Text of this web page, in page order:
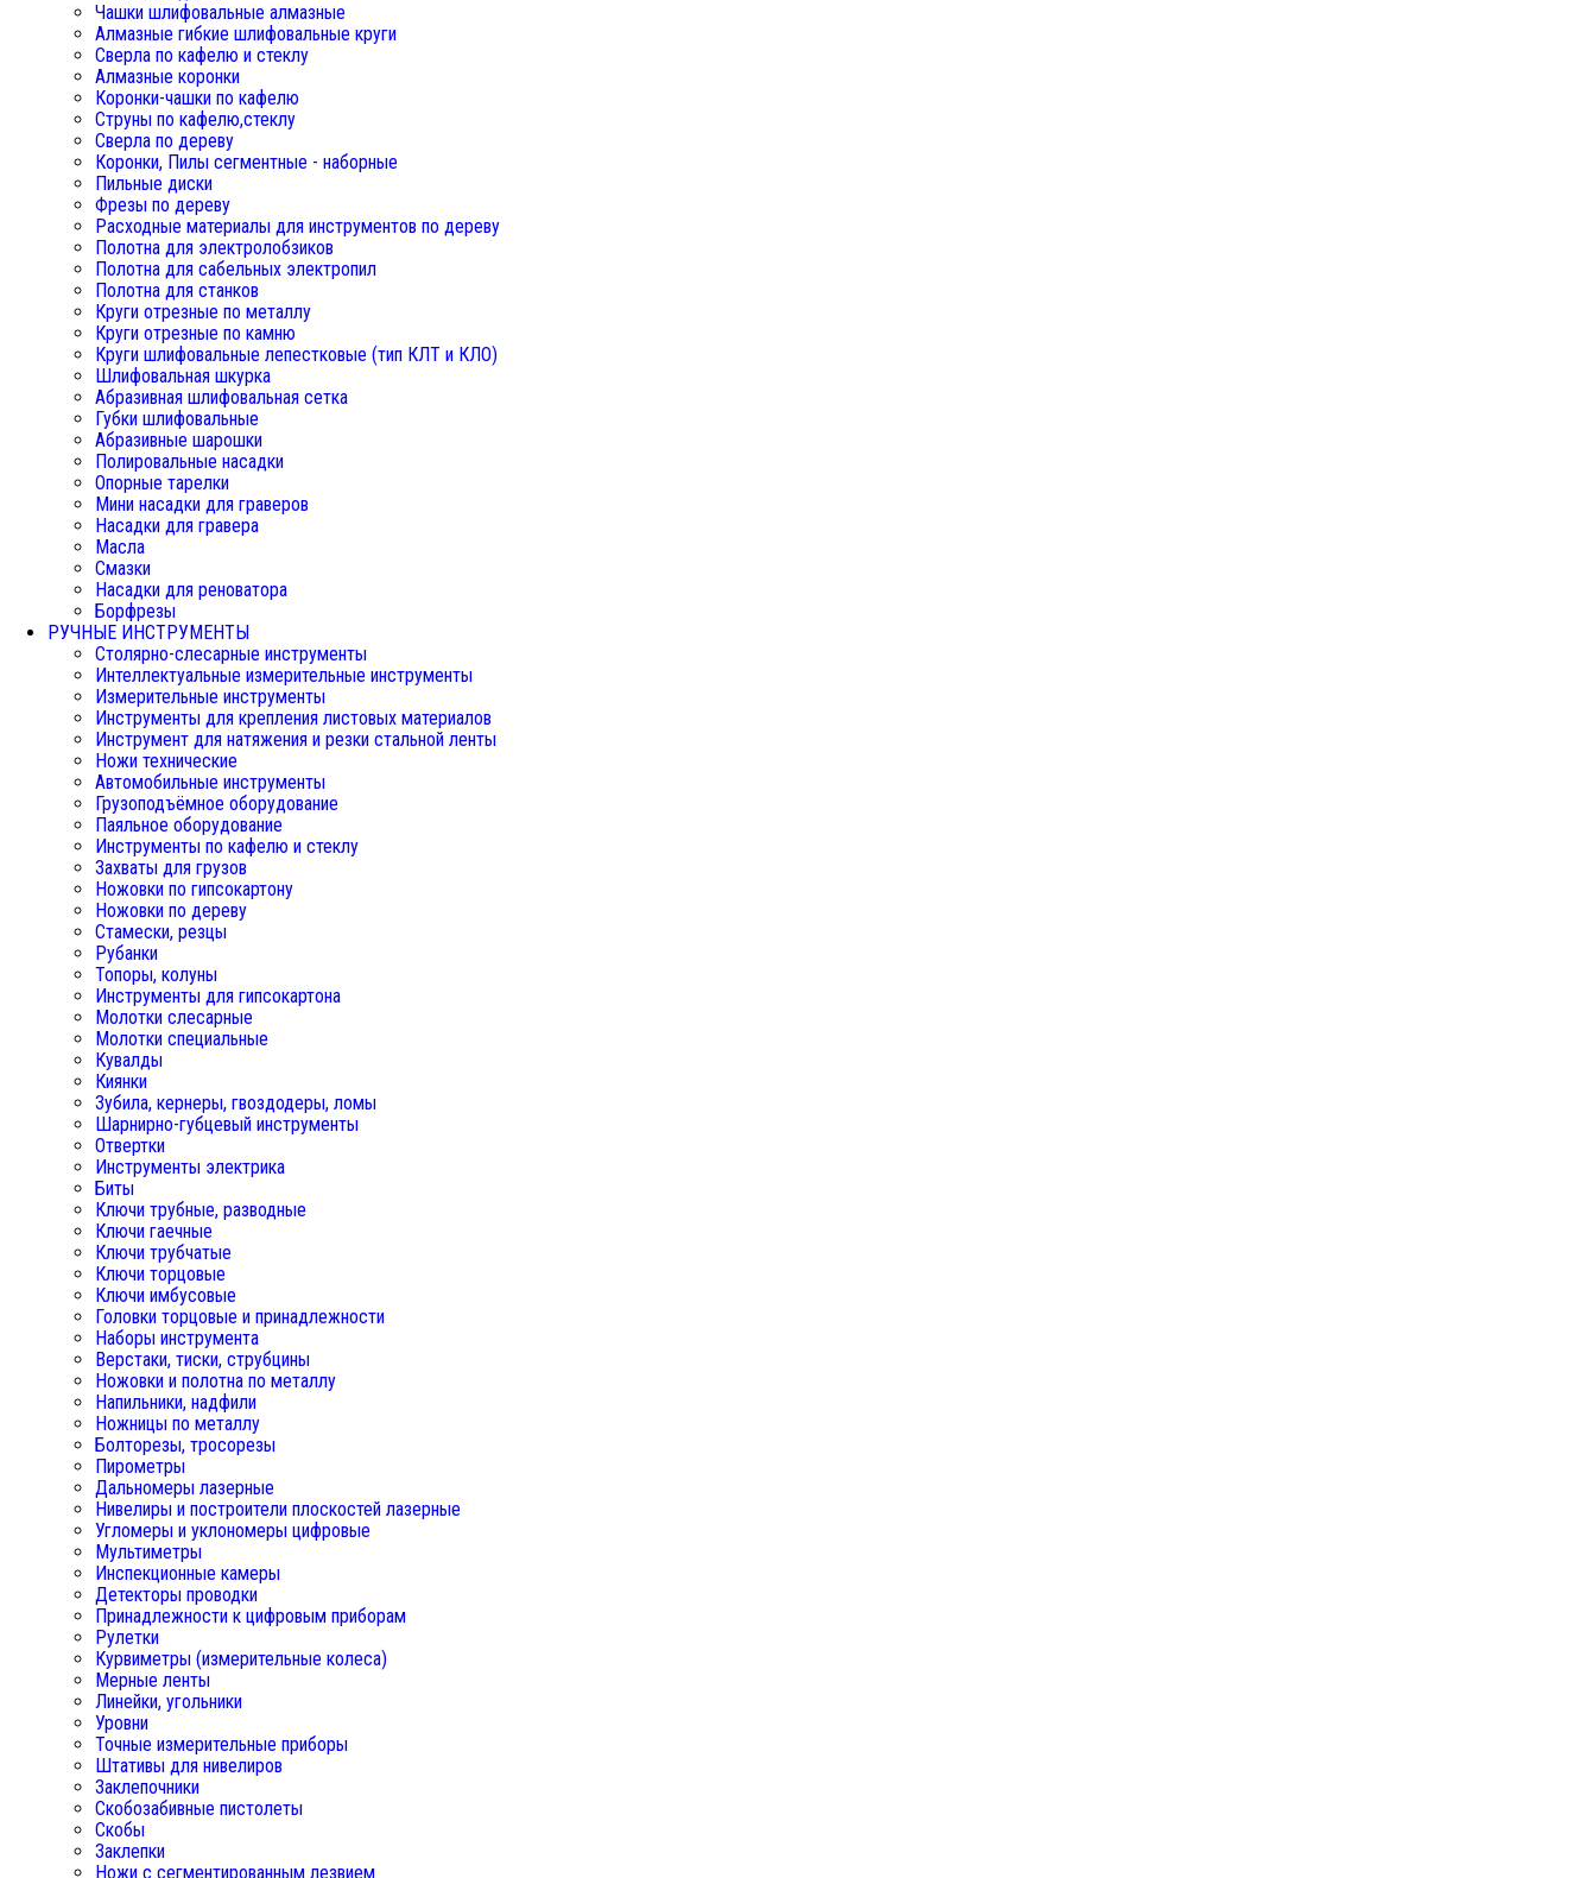
Чашки шлифовальные алмазные
Алмазные гибкие шлифовальные круги
Сверла по кафелю и стеклу
Алмазные коронки
Коронки-чашки по кафелю
Струны по кафелю,стеклу
Сверла по дереву
Коронки, Пилы сегментные - наборные
Пильные диски
Фрезы по дереву
Расходные материалы для инструментов по дереву
Полотна для электролобзиков
Полотна для сабельных электропил
Полотна для станков
Круги отрезные по металлу
Круги отрезные по камню
Круги шлифовальные лепестковые (тип КЛТ и КЛО)
Шлифовальная шкурка
Абразивная шлифовальная сетка
Губки шлифовальные
Абразивные шарошки
Полировальные насадки
Опорные тарелки
Мини насадки для граверов
Насадки для гравера
Масла
Смазки
Насадки для реноватора
Борфрезы
РУЧНЫЕ ИНСТРУМЕНТЫ
Столярно-слесарные инструменты
Интеллектуальные измерительные инструменты
Измерительные инструменты
Инструменты для крепления листовых материалов
Инструмент для натяжения и резки стальной ленты
Ножи технические
Автомобильные инструменты
Грузоподъёмное оборудование
Паяльное оборудование
Инструменты по кафелю и стеклу
Захваты для грузов
Ножовки по гипсокартону
Ножовки по дереву
Стамески, резцы
Рубанки
Топоры, колуны
Инструменты для гипсокартона
Молотки слесарные
Молотки специальные
Кувалды
Киянки
Зубила, кернеры, гвоздодеры, ломы
Шарнирно-губцевый инструменты
Отвертки
Инструменты электрика
Биты
Ключи трубные, разводные
Ключи гаечные
Ключи трубчатые
Ключи торцовые
Ключи имбусовые
Головки торцовые и принадлежности
Наборы инструмента
Верстаки, тиски, струбцины
Ножовки и полотна по металлу
Напильники, надфили
Ножницы по металлу
Болторезы, тросорезы
Пирометры
Дальномеры лазерные
Нивелиры и построители плоскостей лазерные
Угломеры и уклономеры цифровые
Мультиметры
Инспекционные камеры
Детекторы проводки
Принадлежности к цифровым приборам
Рулетки
Курвиметры (измерительные колеса)
Мерные ленты
Линейки, угольники
Уровни
Точные измерительные приборы
Штативы для нивелиров
Заклепочники
Скобозабивные пистолеты
Скобы
Заклепки
Ножи с сегментированным лезвием